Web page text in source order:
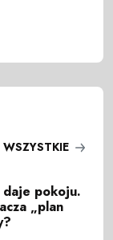
pokoju.
„plan